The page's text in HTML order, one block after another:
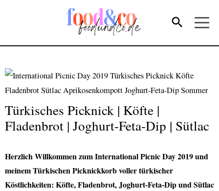
Türkisches Picknick | Köfte |
Fladenbrot | Joghurt-Feta-Dip | Sütlac
Herzlich Willkommen zum International Picnic Day 2019 und
meinem Türkischen Picknickkorb voller türkischer
Köstlichkeiten: Köfte, Fladenbrot, Joghurt-Feta-Dip und Sütlac